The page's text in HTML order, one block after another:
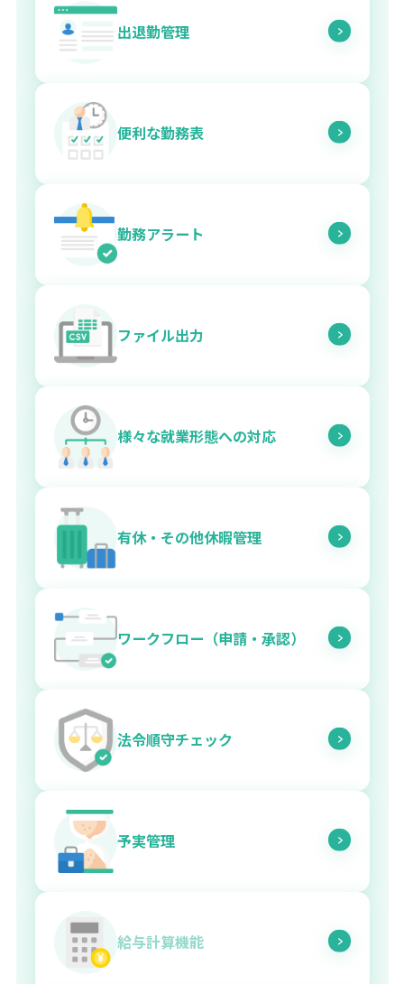
出退勤管理
便利な勤務表
勤務アラート
ファイル出力
様々な就業形態への対応
有休・その他休暇管理
ワークフロー（申請・承認）
法令順守チェック
予実管理
給与計算機能